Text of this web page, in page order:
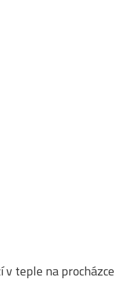
teple na